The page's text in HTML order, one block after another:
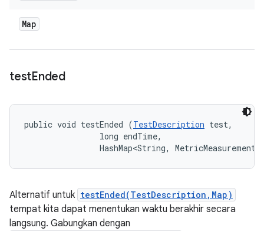
Map
testEnded
public void testEnded (TestDescription test,
                long endTime,
HashMap<String,
Alternatif untuk testEnded(TestDescription,Map)
tempat kita dapat menentukan waktu berakhir secara
langsung. Gabungkan dengan